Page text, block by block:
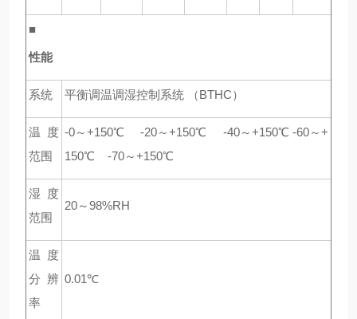
■
性能
系统 平衡调温调湿控制系统 （BTHC）
温度
范围
-0～+150℃ -20～+150℃ -40～+150℃ -60～+
150℃ -70～+150℃
湿度
范围
20～98%RH
温度
分辨
率
0.01℃